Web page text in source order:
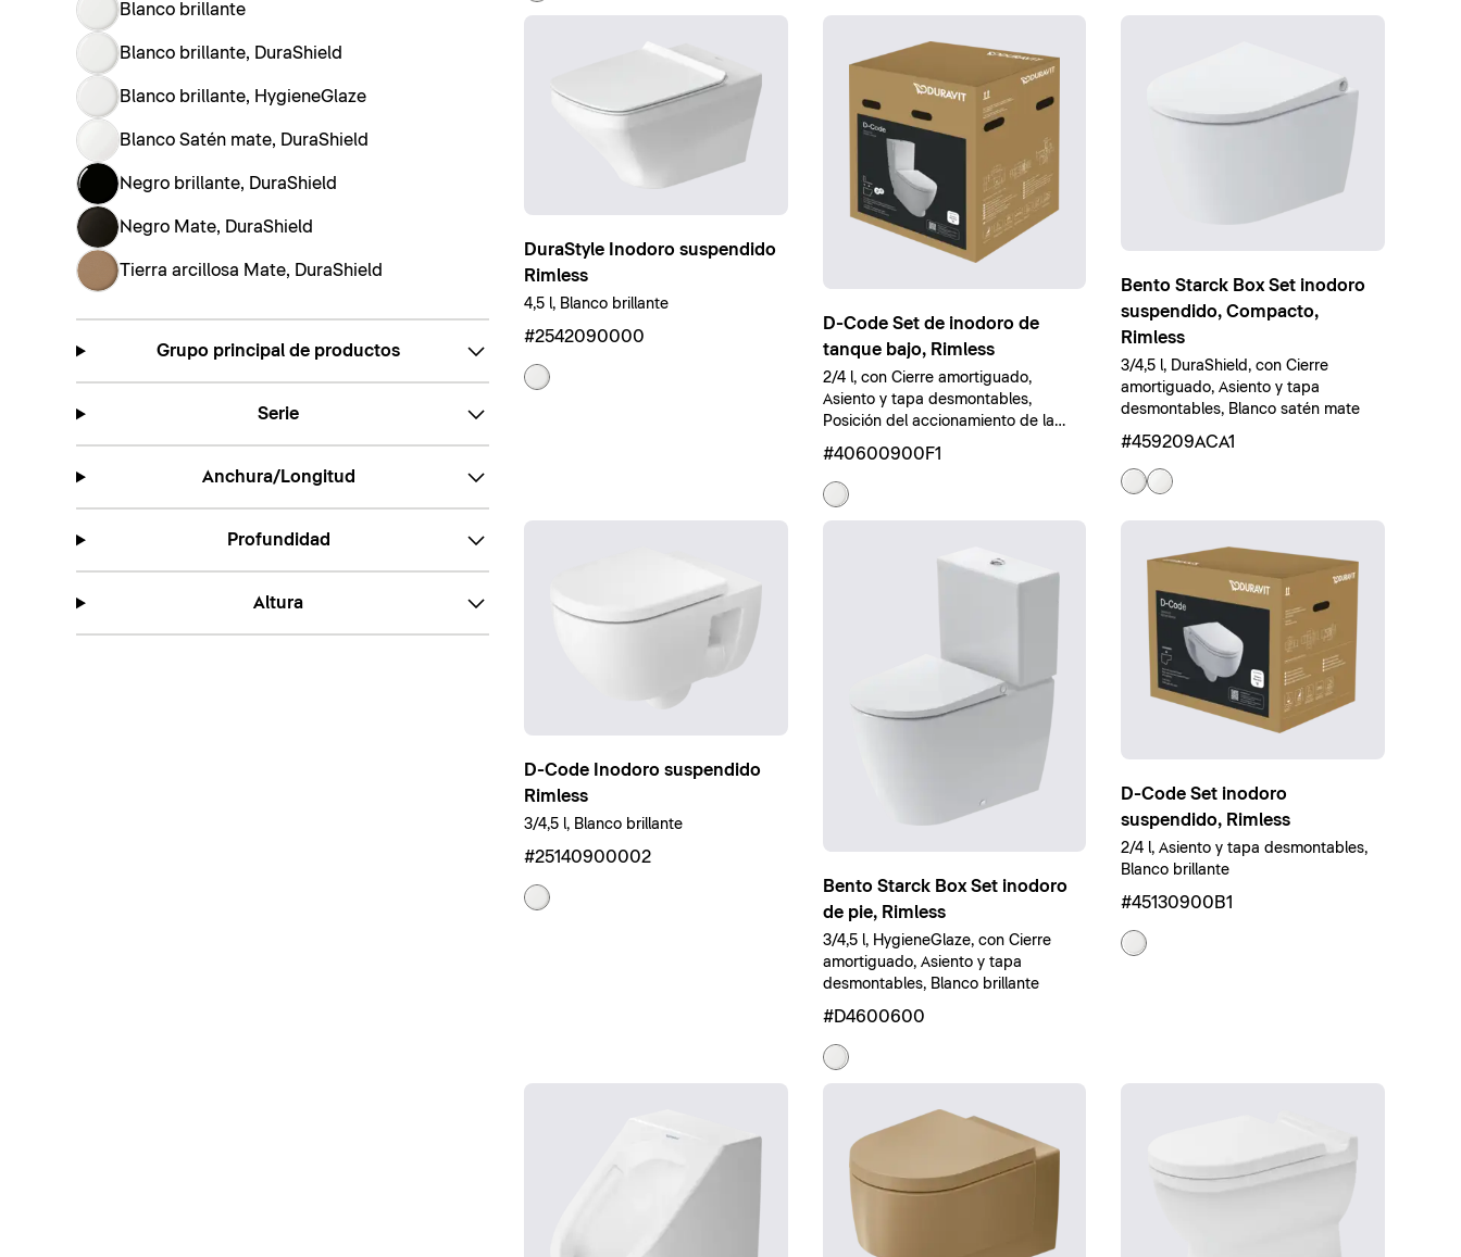
Blanco brillante
Blanco brillante, DuraShield
Blanco brillante, HygieneGlaze
Blanco Satén mate, DuraShield
Negro brillante, DuraShield
Negro Mate, DuraShield
Tierra arcillosa Mate, DuraShield
Grupo principal de productos
Serie
Anchura/Longitud
Profundidad
Altura
DuraStyle Inodoro suspendido
Rimless
4,5 l, Blanco brillante
#2542090000
D-Code Set de inodoro de
tanque bajo, Rimless
2/4 l, con Cierre amortiguado,
Asiento y tapa desmontables,
Posición del accionamiento de la
cisterna: superior, Blanco brillante
#40600900F1
Bento Starck Box Set inodoro
suspendido, Compacto,
Rimless
3/4,5 l, DuraShield, con Cierre
amortiguado, Asiento y tapa
desmontables, Blanco satén mate
#459209ACA1
D-Code Inodoro suspendido
Rimless
3/4,5 l, Blanco brillante
#25140900002
Bento Starck Box Set inodoro
de pie, Rimless
3/4,5 l, HygieneGlaze, con Cierre
amortiguado, Asiento y tapa
desmontables, Blanco brillante
#D4600600
D-Code Set inodoro
suspendido, Rimless
2/4 l, Asiento y tapa desmontables,
Blanco brillante
#45130900B1